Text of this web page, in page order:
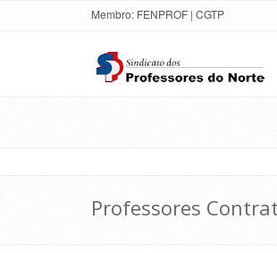
Membro: FENPROF | CGTP
Professores